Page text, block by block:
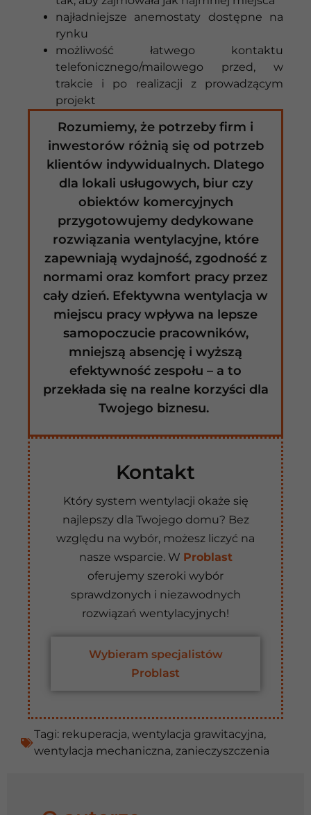
najładniejsze anemostaty dostępne na
rynku
możliwość łatwego kontaktu
telefonicznego/mailowego przed, w
trakcie i po realizacji z prowadzącym
projekt
Rozumiemy, że potrzeby firm i
inwestorów różnią się od potrzeb
klientów indywidualnych. Dlatego
dla lokali usługowych, biur czy
obiektów komercyjnych
przygotowujemy dedykowane
rozwiązania wentylacyjne, które
zapewniają wydajność, zgodność z
normami oraz komfort pracy przez
cały dzień. Efektywna wentylacja w
miejscu pracy wpływa na lepsze
samopoczucie pracowników,
mniejszą absencję i wyższą
efektywność zespołu – a to
przekłada się na realne korzyści dla
Twojego biznesu.
Kontakt
Który system wentylacji okaże się
najlepszy dla Twojego domu? Bez
względu na wybór, możesz liczyć na
nasze wsparcie. W Problast
oferujemy szeroki wybór
sprawdzonych i niezawodnych
rozwiązań wentylacyjnych!
Wybieram specjalistów
Problast
Tagi: rekuperacja, wentylacja grawitacyjna,
wentylacja mechaniczna, zanieczyszczenia